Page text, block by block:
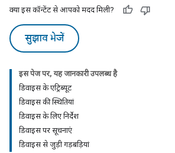
क्या इस कॉन्टेंट से आपको मदद मिली?
सुझाव भेजें
इस पेज पर, यह जानकारी उपलब्ध है
डिवाइस के एट्रिब्यूट
डिवाइस की स्थितियां
डिवाइस के लिए निर्देश
डिवाइस पर सूचनाएं
डिवाइस से जुड़ी गड़बड़ियां